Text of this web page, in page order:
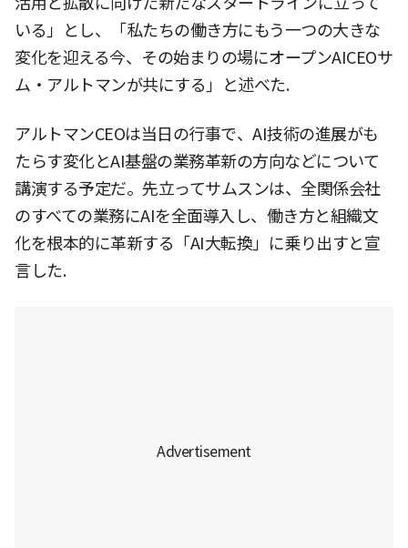
いる」とし、「私たちの働き方にもう一つの大きな
変化を迎える今、その始まりの場にオープンAICEOサ
ム・アルトマンが共にする」と述べた.
アルトマンCEOは当日の行事で、AI技術の進展がも
たらす変化とAI基盤の業務革新の方向などについて
講演する予定だ。先立ってサムスンは、全関係会社
のすべての業務にAIを全面導入し、働き方と組織文
化を根本的に革新する「AI大転換」に乗り出すと宣
言した.